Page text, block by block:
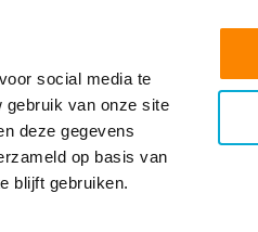
social media te
gebruik van onze site
deze gegevens
op basis van
blijft gebruiken.